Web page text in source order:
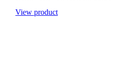
View product